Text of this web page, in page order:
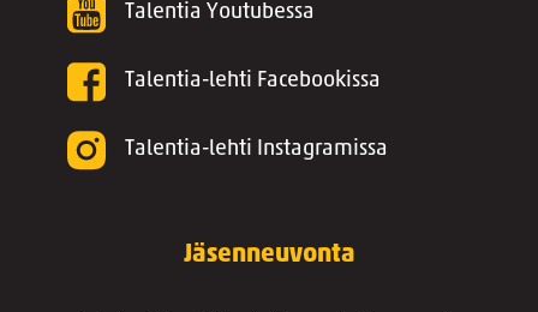
Talentia Youtubessa
Talentia-lehti Facebookissa
Talentia-lehti Instagramissa
Jäsenneuvonta